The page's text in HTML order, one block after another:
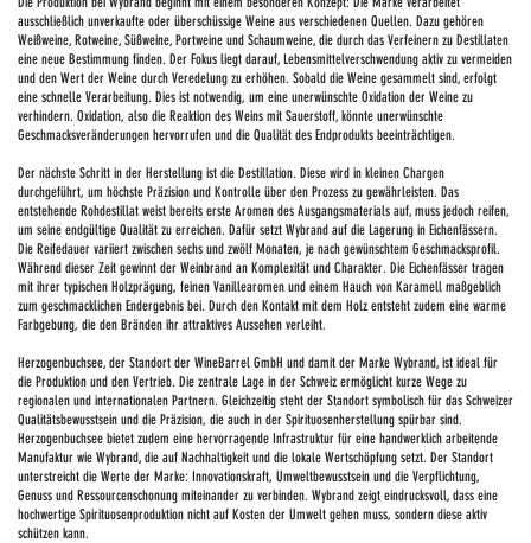
ausschließlich unverkaufte oder überschüssige Weine aus verschiedenen Quellen. Dazu gehören
Weißweine, Rotweine, Süßweine, Portweine und Schaumweine, die durch das Verfeinern zu Destillaten
eine neue Bestimmung finden. Der Fokus liegt darauf, Lebensmittelverschwendung aktiv zu vermeiden
und den Wert der Weine durch Veredelung zu erhöhen. Sobald die Weine gesammelt sind, erfolgt
eine schnelle Verarbeitung. Dies ist notwendig, um eine unerwünschte Oxidation der Weine zu
verhindern. Oxidation, also die Reaktion des Weins mit Sauerstoff, könnte unerwünschte
Geschmacksveränderungen hervorrufen und die Qualität des Endprodukts beeinträchtigen.
Der nächste Schritt in der Herstellung ist die Destillation. Diese wird in kleinen Chargen
durchgeführt, um höchste Präzision und Kontrolle über den Prozess zu gewährleisten. Das
entstehende Rohdestillat weist bereits erste Aromen des Ausgangsmaterials auf, muss jedoch reifen,
um seine endgültige Qualität zu erreichen. Dafür setzt Wybrand auf die Lagerung in Eichenfässern.
Die Reifedauer variiert zwischen sechs und zwölf Monaten, je nach gewünschtem Geschmacksprofil.
Während dieser Zeit gewinnt der Weinbrand an Komplexität und Charakter. Die Eichenfässer tragen
mit ihrer typischen Holzprägung, feinen Vanillearomen und einem Hauch von Karamell maßgeblich
zum geschmacklichen Endergebnis bei. Durch den Kontakt mit dem Holz entsteht zudem eine warme
Farbgebung, die den Bränden ihr attraktives Aussehen verleiht.
Herzogenbuchsee, der Standort der WineBarrel GmbH und damit der Marke Wybrand, ist ideal für
die Produktion und den Vertrieb. Die zentrale Lage in der Schweiz ermöglicht kurze Wege zu
regionalen und internationalen Partnern. Gleichzeitig steht der Standort symbolisch für das Schweizer
Qualitätsbewusstsein und die Präzision, die auch in der Spirituosenherstellung spürbar sind.
Herzogenbuchsee bietet zudem eine hervorragende Infrastruktur für eine handwerklich arbeitende
Manufaktur wie Wybrand, die auf Nachhaltigkeit und die lokale Wertschöpfung setzt. Der Standort
unterstreicht die Werte der Marke: Innovationskraft, Umweltbewusstsein und die Verpflichtung,
Genuss und Ressourcenschonung miteinander zu verbinden. Wybrand zeigt eindrucksvoll, dass eine
hochwertige Spirituosenproduktion nicht auf Kosten der Umwelt gehen muss, sondern diese aktiv
schützen kann.